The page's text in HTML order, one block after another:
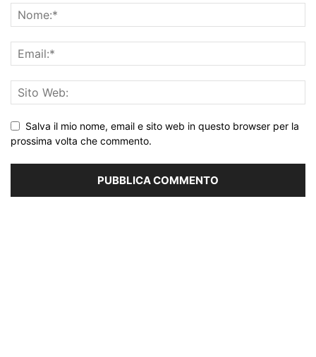
Salva il mio nome, email e sito web in questo browser per la
prossima volta che commento.